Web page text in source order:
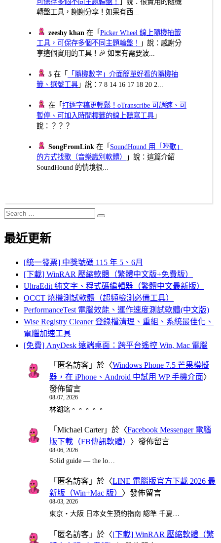
轉盤工具，謝謝分享！如果有西...
zeeshy khan 在「Picker Wheel 線上隨機抽籤
工具，可保存多個不同主題輪盤！
」說：感謝分
享這個實用的工具！🎉 如果有需要波...
5 在「
「隨機數字」介面簡單好看的隨機抽
籤、選號工具 」說：7 8 14 16 17 18 20 2...
在「打逐字稿更輕鬆！oTranscribe 可調速、可
暫停、可加入時間標籤的線上聽寫工具 」
說：？？？
SongFromLink 在「 SoundHound 用「哼歌」
的方式找歌（音樂識別軟體）
」說：這篇介紹
SoundHound 的情境很...
Search
for:
Search
最近更新
[統一發票] 中獎號碼 115 年 5、6月
[下載] WinRAR 壓縮軟體（繁體中文版+免費版）
UltraEdit 純文字、程式碼編輯器（繁體中文最新版）
OCCT 燒機測試軟體（超頻檢測必備工具）
PerformanceTest 電腦效能、運作速度測試軟體(中文版)
Wise Registry Cleaner 登錄檔清理、重組、系統最佳化、
電腦加速工具
[免費] AnyDesk 遠端桌面：跨平台遙控 Win, Mac 電腦
「 匿名訪客 」於〈Windows Phone 7.5 芒果模擬
器，在 iPhone、Android 中試用 WP 手機介面〉
發佈留言
08-07, 2026
林湖銘。。。。。
「 Michael Carter」於〈Facebook Messenger 電腦
版下載（FB傳訊軟體）
〉發佈留言
08-06, 2026
Solid guide — the lo…
「 匿名訪客 」於〈LINE 電腦版官方下載 2026 最
新版（Win+Mac 版） 〉發佈留言
08-03, 2026
東京・大阪 日本女生預約指南 認準 千夏…
「 匿名訪客 」於〈[下載] WinRAR 壓縮軟體（繁